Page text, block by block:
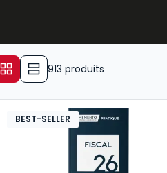
913 produits
BEST-SELLER